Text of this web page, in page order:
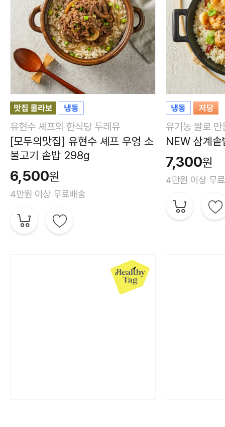
유현수 셰프의 한식당 두레유
[모두의맛집] 유현수 셰프 우엉 소
불고기 솥밥 298g
6,500원
4만원 이상 무료배송
유기농 쌀로 만
NEW 삼계솥
7,300원
4만원 이상 무